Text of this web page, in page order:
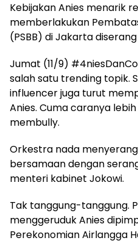
Kebijakan Anies menarik
memberlakukan
(PSBB) di Jakarta
Jumat (11/9)
salah satu trending topik.
influencer juga turut
Anies. Cuma caranya
membully.
Orkestra nada
bersamaan dengan
menteri kabinet Jokowi.
Tak tanggung-tanggung.
menggeruduk Anies
Perekonomian Airlangga